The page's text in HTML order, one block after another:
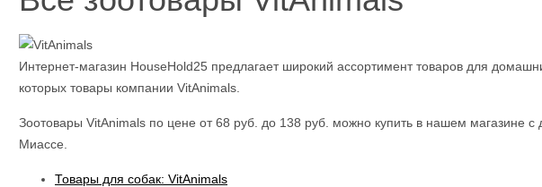
Интернет-магазин HouseHold25 предлагает широкий ассортимент товаров для
которых товары компании VitAnimals.
Зоотовары VitAnimals по цене от 68 руб. до 138 руб. можно купить в нашем магазине с
Миассе.
Товары для собак: VitAnimals